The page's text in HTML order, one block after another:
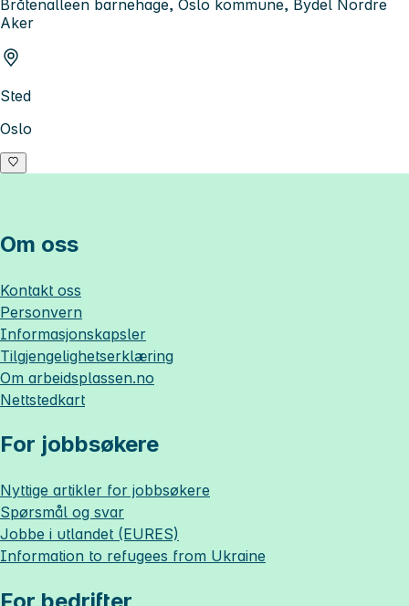
Bråtenalleen barnehage, Oslo kommune, Bydel Nordre
Aker
Sted
Oslo
Om oss
Kontakt oss
Personvern
Informasjonskapsler
Tilgjengelighetserklæring
Om arbeidsplassen.no
Nettstedkart
For jobbsøkere
Nyttige artikler for jobbsøkere
Spørsmål og svar
Jobbe i utlandet (EURES)
Information to refugees from Ukraine